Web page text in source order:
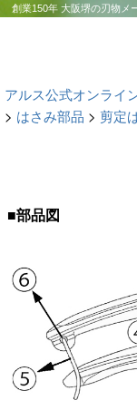
創業150年 大阪堺の刃物メ
アルス公式オンライ
はさみ部品
剪定
■部品図